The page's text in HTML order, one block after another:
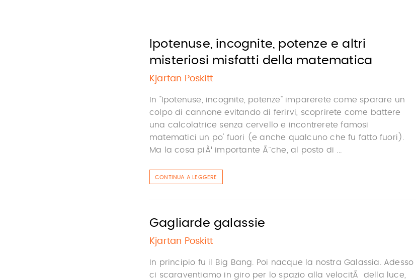
Ipotenuse, incognite, potenze e altri
misteriosi misfatti della matematica
Kjartan Poskitt
In "Ipotenuse, incognite, potenze" imparerete come sparare un
colpo di cannone evitando di ferirvi, scoprirete come battere
una calcolatrice senza cervello e incontrerete famosi
matematici un po' fuori (e anche qualcuno che fu fatto fuori).
Ma la cosa piÃ¹ importante Ã¨ che, al posto di ...
CONTINUA A LEGGERE
Gagliarde galassie
Kjartan Poskitt
In principio fu il Big Bang. Poi nacque la nostra Galassia. Adesso
ci scaraventiamo in giro per lo spazio alla velocitÃ della luce,